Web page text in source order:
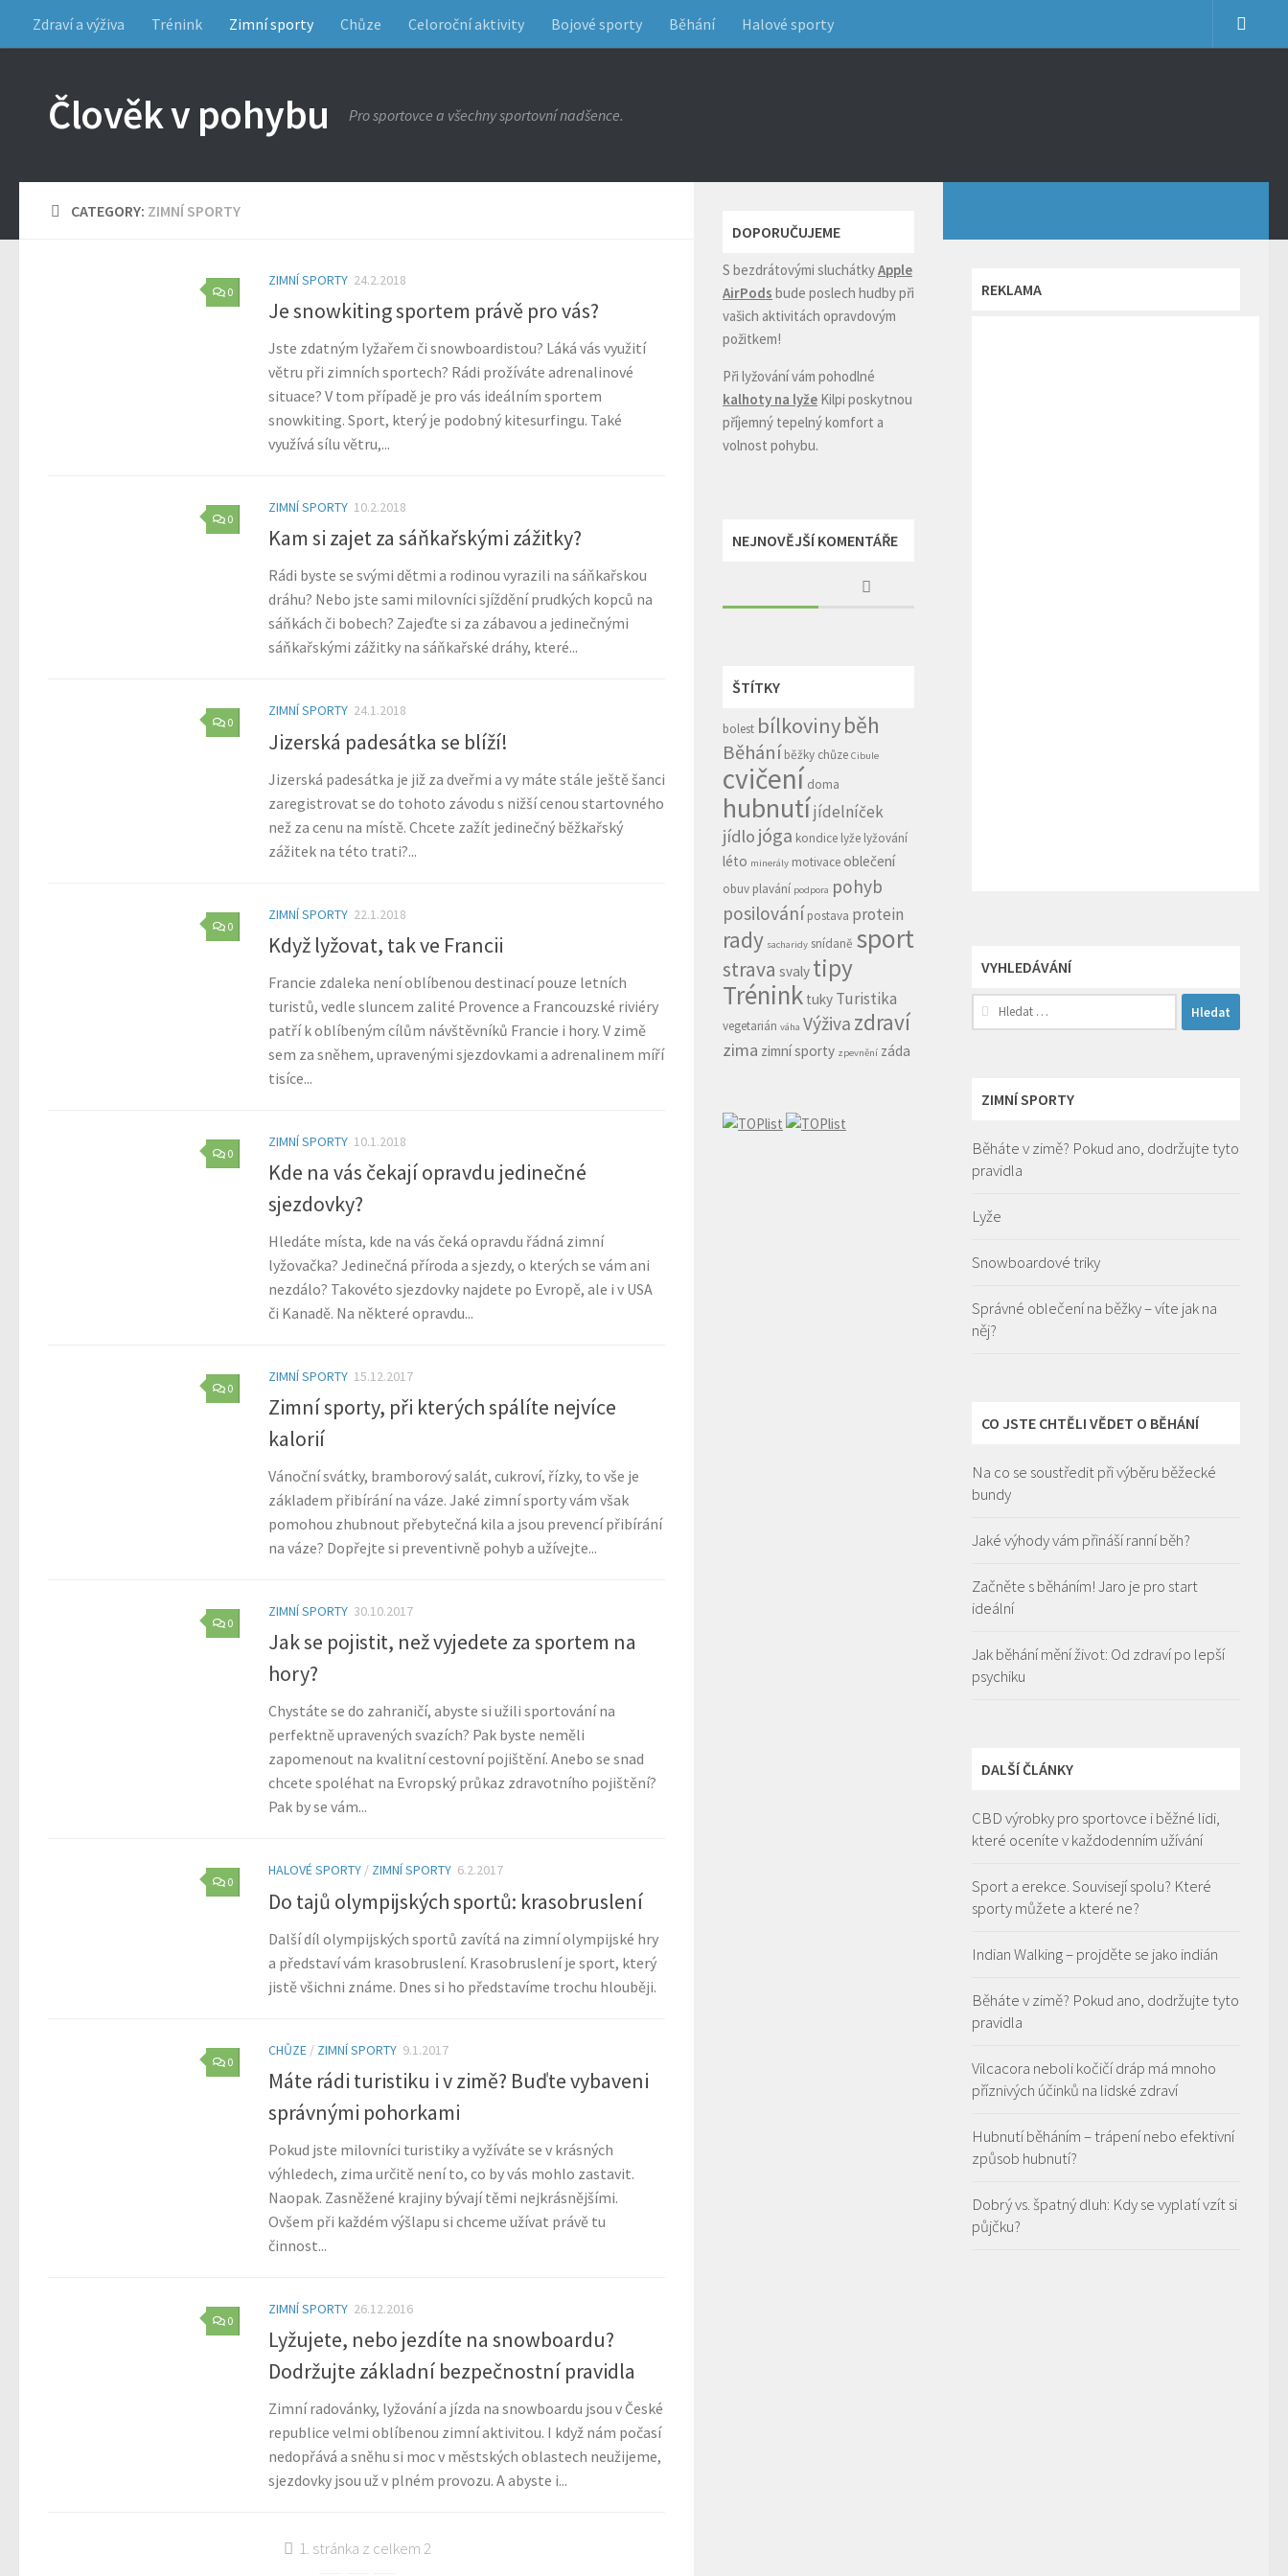
Zdraví a výživa Trénink Zimní sporty Chůze Celoroční aktivity Bojové sporty Běhání Halové sporty
Člověk v pohybu Pro sportovce a všechny sportovní nadšence.
CATEGORY: ZIMNÍ SPORTY
0
ZIMNÍ SPORTY 24.2.2018
Je snowkiting sportem právě pro vás?
Jste zdatným lyžařem či snowboardistou? Láká vás využití
větru při zimních sportech? Rádi prožíváte adrenalinové
situace? V tom případě je pro vás ideálním sportem
snowkiting. Sport, který je podobný kitesurfingu. Také
využívá sílu větru,...
0
ZIMNÍ SPORTY 10.2.2018
Kam si zajet za sáňkařskými zážitky?
Rádi byste se svými dětmi a rodinou vyrazili na sáňkařskou
dráhu? Nebo jste sami milovníci sjíždění prudkých kopců na
sáňkách či bobech? Zajeďte si za zábavou a jedinečnými
sáňkařskými zážitky na sáňkařské dráhy, které...
0
ZIMNÍ SPORTY 24.1.2018
Jizerská padesátka se blíží!
Jizerská padesátka je již za dveřmi a vy máte stále ještě šanci
zaregistrovat se do tohoto závodu s nižší cenou startovného
než za cenu na místě. Chcete zažít jedinečný běžkařský
zážitek na této trati?...
0
ZIMNÍ SPORTY 22.1.2018
Když lyžovat, tak ve Francii
Francie zdaleka není oblíbenou destinací pouze letních
turistů, vedle sluncem zalité Provence a Francouzské riviéry
patří k oblíbeným cílům návštěvníků Francie i hory. V zimě
sem za sněhem, upravenými sjezdovkami a adrenalinem míří
tisíce...
0
ZIMNÍ SPORTY 10.1.2018
Kde na vás čekají opravdu jedinečné
sjezdovky?
Hledáte místa, kde na vás čeká opravdu řádná zimní
lyžovačka? Jedinečná příroda a sjezdy, o kterých se vám ani
nezdálo? Takovéto sjezdovky najdete po Evropě, ale i v USA
či Kanadě. Na některé opravdu...
0
ZIMNÍ SPORTY 15.12.2017
Zimní sporty, při kterých spálíte nejvíce
kalorií
Vánoční svátky, bramborový salát, cukroví, řízky, to vše je
základem přibírání na váze. Jaké zimní sporty vám však
pomohou zhubnout přebytečná kila a jsou prevencí přibírání
na váze? Dopřejte si preventivně pohyb a užívejte...
0
ZIMNÍ SPORTY 30.10.2017
Jak se pojistit, než vyjedete za sportem na
hory?
Chystáte se do zahraničí, abyste si užili sportování na
perfektně upravených svazích? Pak byste neměli
zapomenout na kvalitní cestovní pojištění. Anebo se snad
chcete spoléhat na Evropský průkaz zdravotního pojištění?
Pak by se vám...
0
HALOVÉ SPORTY / ZIMNÍ SPORTY 6.2.2017
Do tajů olympijských sportů: krasobruslení
Další díl olympijských sportů zavítá na zimní olympijské hry
a představí vám krasobruslení. Krasobruslení je sport, který
jistě všichni známe. Dnes si ho představíme trochu hlouběji.
0
CHŮZE / ZIMNÍ SPORTY 9.1.2017
Máte rádi turistiku i v zimě? Buďte vybaveni
správnými pohorkami
Pokud jste milovníci turistiky a vyžíváte se v krásných
výhledech, zima určitě není to, co by vás mohlo zastavit.
Naopak. Zasněžené krajiny bývají těmi nejkrásnějšími.
Ovšem při každém výšlapu si chceme užívat právě tu
činnost...
0
ZIMNÍ SPORTY 26.12.2016
Lyžujete, nebo jezdíte na snowboardu?
Dodržujte základní bezpečnostní pravidla
Zimní radovánky, lyžování a jízda na snowboardu jsou v České
republice velmi oblíbenou zimní aktivitou. I když nám počasí
nedopřává a sněhu si moc v městských oblastech neužijeme,
sjezdovky jsou už v plném provozu. A abyste i...
1. stránka z celkem 2
REKLAMA
VYHLEDÁVÁNÍ
Vyhledávání
ZIMNÍ SPORTY
Běháte v zimě? Pokud ano, dodržujte tyto
pravidla
Lyže
Snowboardové triky
Správné oblečení na běžky – víte jak na
něj?
CO JSTE CHTĚLI VĚDET O BĚHÁNÍ
Na co se soustředit při výběru běžecké
bundy
Jaké výhody vám přináší ranní běh?
Začněte s běháním! Jaro je pro start
ideální
Jak běhání mění život: Od zdraví po lepší
psychiku
DALŠÍ ČLÁNKY
CBD výrobky pro sportovce i běžné lidi,
které oceníte v každodenním užívání
Sport a erekce. Souvisejí spolu? Které
sporty můžete a které ne?
Indian Walking – projděte se jako indián
Běháte v zimě? Pokud ano, dodržujte tyto
pravidla
Vilcacora neboli kočičí dráp má mnoho
příznivých účinků na lidské zdraví
Hubnutí běháním – trápení nebo efektivní
způsob hubnutí?
Dobrý vs. špatný dluh: Kdy se vyplatí vzít si
půjčku?
DOPORUČUJEME
S bezdrátovými sluchátkyApple
AirPods bude poslech hudby při
vašich aktivitách opravdovým
požitkem!
Při lyžování vám pohodlné
kalhoty na lyže Kilpi poskytnou
příjemný tepelný komfort a
volnost pohybu.
NEJNOVĚJŠÍ KOMENTÁŘE
ŠTÍTKY
bolest bílkovinyběh
Běhání běžky chůze Cibule
cvičení doma
hubnutíjídelníček
jídlo jóga kondice lyže lyžování
léto minerály motivace oblečení
obuv plavání podpora pohyb
posilování postava protein
rady sacharidy snídaně sport
strava svaly tipy
Trénink tuky Turistika
vegetarián váha Výživa zdraví
zima zimní sporty zpevnění záda